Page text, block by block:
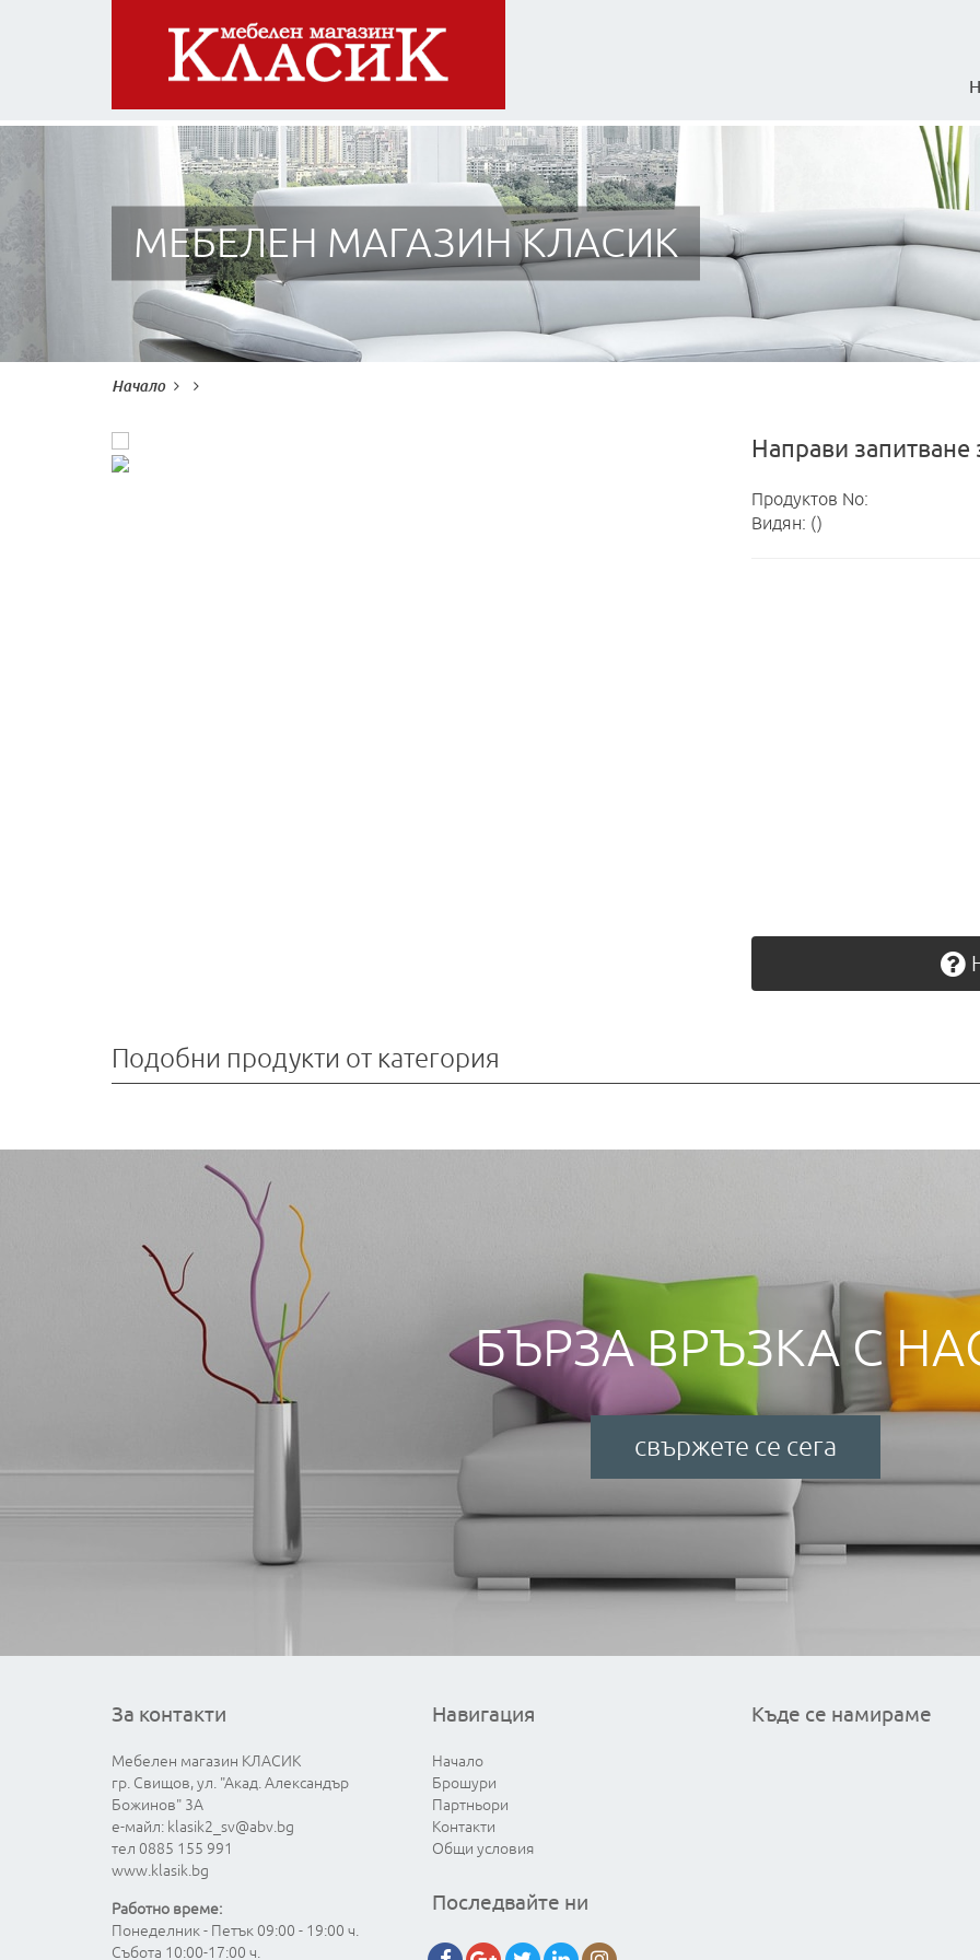
МЕБЕЛЕН МАГАЗИН КЛАСИК
Начало
Направи запитване
Продуктов No:
Видян: ()
Подобни продукти от категория
БЪРЗА ВРЪЗКА С
свържете се сега
За контакти
Мебелен магазин КЛАСИК
гр. Свищов, ул. "Акад. Александър
Божинов" 3А
е-майл: klasik2_sv@abv.bg
тел 0885 155 991
www.klasik.bg
Работно време:
Понеделник - Петък 09:00 - 19:00 ч.
Събота 10:00-17:00 ч.
Навигация
Начало
Брошури
Партньори
Контакти
Общи условия
Последвайте ни
Къде се намираме